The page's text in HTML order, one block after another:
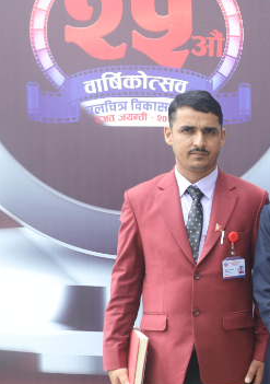
11 12 13 14 15 16